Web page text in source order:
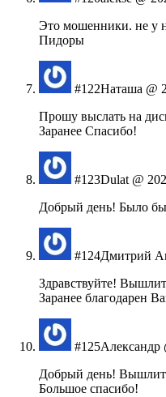
Это мошенники. не у
Пидоры
#122Наташа @
Прошу выслать на
Заранее Спасибо!
#123Dulat @
Добрый день! Было бы
#124Дмитрий
Здравствуйте!
Заранее благодарен
#125Александр
Добрый день!
Большое спасибо!